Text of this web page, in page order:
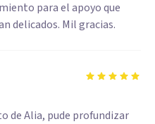
para el apoyo que
delicados. Mil gracias.
de Alia, pude profundizar